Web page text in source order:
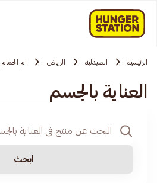
الرئيسية الصيدلية الرياض ام الحمام
العناية بالجسم
ابحث